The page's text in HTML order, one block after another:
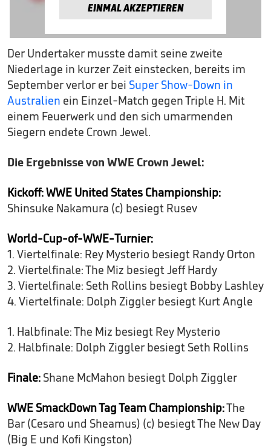
EINMAL AKZEPTIEREN
Der Undertaker musste damit seine zweite
Niederlage in kurzer Zeit einstecken, bereits im
September verlor er bei Super Show-Down in
Australien ein Einzel-Match gegen Triple H. Mit
einem Feuerwerk und den sich umarmenden
Siegern endete Crown Jewel.
Die Ergebnisse von WWE Crown Jewel:
Kickoff: WWE United States Championship:
Shinsuke Nakamura (c) besiegt Rusev
World-Cup-of-WWE-Turnier:
1. Viertelfinale: Rey Mysterio besiegt Randy Orton
2. Viertelfinale: The Miz besiegt Jeff Hardy
3. Viertelfinale: Seth Rollins besiegt Bobby Lashley
4. Viertelfinale: Dolph Ziggler besiegt Kurt Angle
1. Halbfinale: The Miz besiegt Rey Mysterio
2. Halbfinale: Dolph Ziggler besiegt Seth Rollins
Finale: Shane McMahon besiegt Dolph Ziggler
WWE SmackDown Tag Team Championship:The
Bar (Cesaro und Sheamus) (c) besiegt The New Day
(Big E und Kofi Kingston)